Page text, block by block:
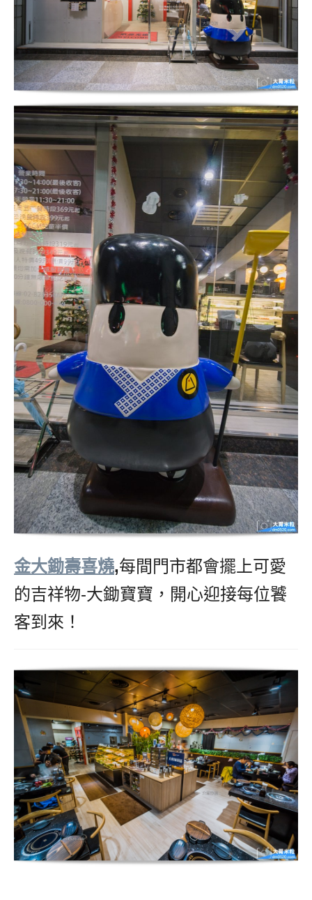
金大鋤壽喜燒,每間門市都會擺上可愛
的吉祥物-大鋤寶寶，開心迎接每位饕
客到來！